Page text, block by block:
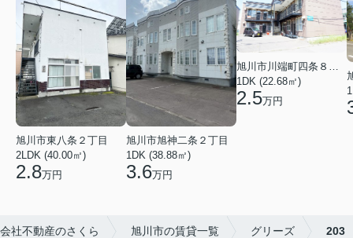
旭川市東八条２丁目
2LDK (40.00㎡)
2.8万円
旭川市旭神二条２丁目
1DK (38.88㎡)
3.6万円
旭川市川端町四条８丁目
1DK (22.68㎡)
2.5万円
社不動産のさくら 旭川市の賃貸一覧 グリーズ 203